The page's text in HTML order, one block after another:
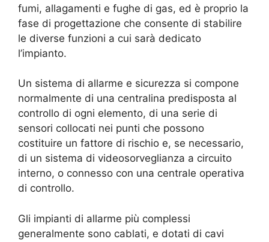
fumi, allagamenti e fughe di gas, ed è proprio la
fase di progettazione che consente di stabilire
le diverse funzioni a cui sarà dedicato
l’impianto.
Un sistema di allarme e sicurezza si compone
normalmente di una centralina predisposta al
controllo di ogni elemento, di una serie di
sensori collocati nei punti che possono
costituire un fattore di rischio e, se necessario,
di un sistema di videosorveglianza a circuito
interno, o connesso con una centrale operativa
di controllo.
Gli impianti di allarme più complessi
generalmente sono cablati, e dotati di cavi